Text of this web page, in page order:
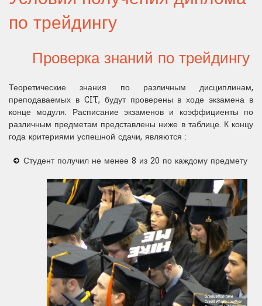
логика тест
Актуалитьé
Английский финансы
дешифрования
инфоорматике
психологии для трейдинга
Оптимизация портфеля
Поведенческие финансы
высокочастотному трейдингу
Tехническому анализу
yправление капиталом
Управление рисками
Управлению стрессом
управление портфелем
школьное обучение
Обучение в США
Проверка приобретенных
прогресс
финансирование
Дополнительные функции
Профессия Сэйлз
Профессия кванта
Профессия трейдера
финансовый аналитик
наши книги
блог
Контакты
по трейдингу
Проверка знаний по трейдингу
Теоретические знания по различным дисциплинам,
преподаваемых в CIT, будут проверены в ходе экзамена в
конце модуля. Расписание экзаменов и коэффициенты по
различным предметам представлены ниже в таблице. К концу
года критериями успешной сдачи, являются :
Студент получил не менее 8 из 20 по каждому предмету